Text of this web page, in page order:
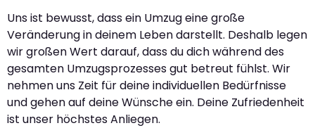
Uns ist bewusst, dass ein Umzug eine große
Veränderung in deinem Leben darstellt. Deshalb legen
wir großen Wert darauf, dass du dich während des
gesamten Umzugsprozesses gut betreut fühlst. Wir
nehmen uns Zeit für deine individuellen Bedürfnisse
und gehen auf deine Wünsche ein. Deine Zufriedenheit
ist unser höchstes Anliegen.